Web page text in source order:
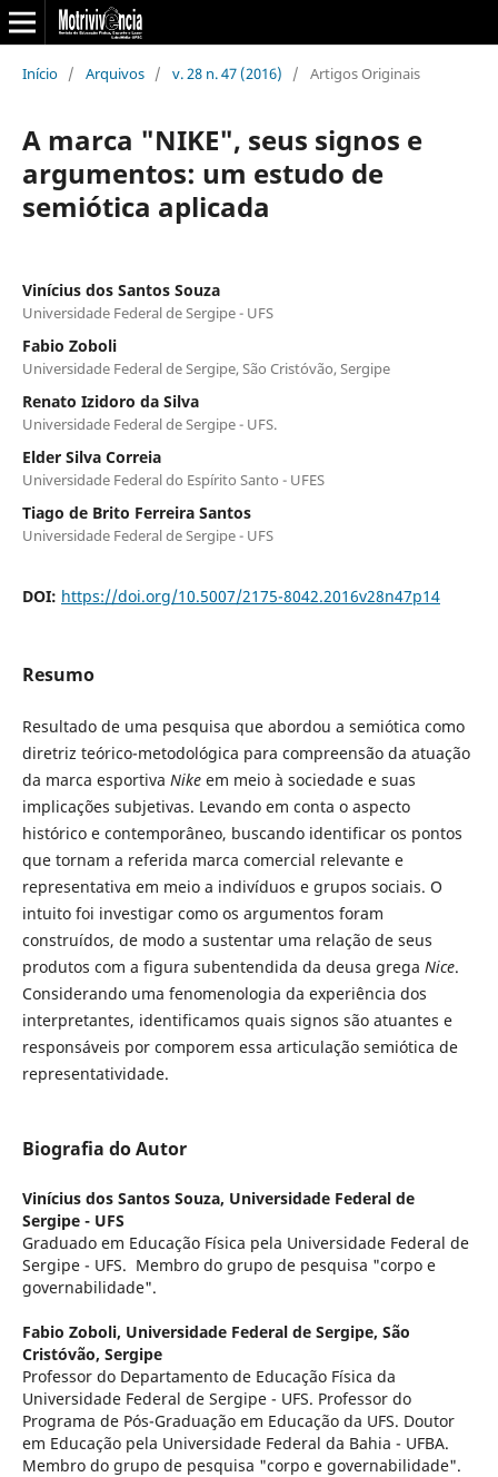
Início / Arquivos / v. 28 n. 47 (2016) / Artigos Originais
A marca "NIKE", seus signos e
argumentos: um estudo de
semiótica aplicada
Vinícius dos Santos Souza
Universidade Federal de Sergipe - UFS
Fabio Zoboli
Universidade Federal de Sergipe, São Cristóvão, Sergipe
Renato Izidoro da Silva
Universidade Federal de Sergipe - UFS.
Elder Silva Correia
Universidade Federal do Espírito Santo - UFES
Tiago de Brito Ferreira Santos
Universidade Federal de Sergipe - UFS
DOI: https://doi.org/10.5007/2175-8042.2016v28n47p14
Resumo
Resultado de uma pesquisa que abordou a semiótica como
diretriz teórico-metodológica para compreensão da atuação
da marca esportiva Nikeem meio à sociedade e suas
implicações subjetivas. Levando em conta o aspecto
histórico e contemporâneo, buscando identificar os pontos
que tornam a referida marca comercial relevante e
representativa em meio a indivíduos e grupos sociais. O
intuito foi investigar como os argumentos foram
construídos, de modo a sustentar uma relação de seus
produtos com a figura subentendida da deusa grega Nice.
Considerando uma fenomenologia da experiência dos
interpretantes, identificamos quais signos são atuantes e
responsáveis por comporem essa articulação semiótica de
representatividade.
Biografia do Autor
Vinícius dos Santos Souza, Universidade Federal de
Sergipe - UFS
Graduado em Educação Física pela Universidade Federal de
Sergipe - UFS. Membro do grupo de pesquisa "corpo e
governabilidade".
Fabio Zoboli, Universidade Federal de Sergipe, São
Cristóvão, Sergipe
Professor do Departamento de Educação Física da
Universidade Federal de Sergipe - UFS. Professor do
Programa de Pós-Graduação em Educação da UFS. Doutor
em Educação pela Universidade Federal da Bahia - UFBA.
Membro do grupo de pesquisa "corpo e governabilidade".